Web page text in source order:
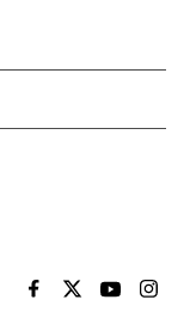
EL PAÍS BRASIL EN
EL PAÍSEL PAÍS
EL